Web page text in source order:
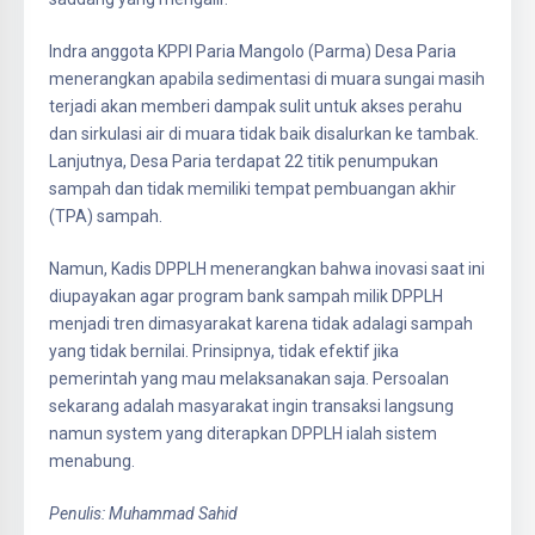
Indra anggota KPPI Paria Mangolo (Parma) Desa Paria
menerangkan apabila sedimentasi di muara sungai masih
terjadi akan memberi dampak sulit untuk akses perahu
dan sirkulasi air di muara tidak baik disalurkan ke tambak.
Lanjutnya, Desa Paria terdapat 22 titik penumpukan
sampah dan tidak memiliki tempat pembuangan akhir
(TPA) sampah.
Namun, Kadis DPPLH menerangkan bahwa inovasi saat ini
diupayakan agar program bank sampah milik DPPLH
menjadi tren dimasyarakat karena tidak adalagi sampah
yang tidak bernilai. Prinsipnya, tidak efektif jika
pemerintah yang mau melaksanakan saja. Persoalan
sekarang adalah masyarakat ingin transaksi langsung
namun system yang diterapkan DPPLH ialah sistem
menabung.
Penulis: Muhammad Sahid